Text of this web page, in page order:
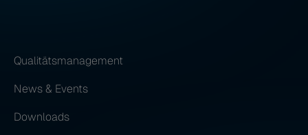
Qualitätsmanagement
News & Events
Downloads